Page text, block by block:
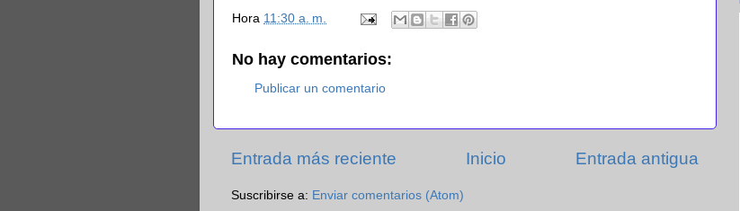
Hora 11:30 a. m.
No hay comentarios:
Publicar un comentario
Entrada más reciente Entrada antigua
Inicio
Suscribirse a: Enviar comentarios (Atom)